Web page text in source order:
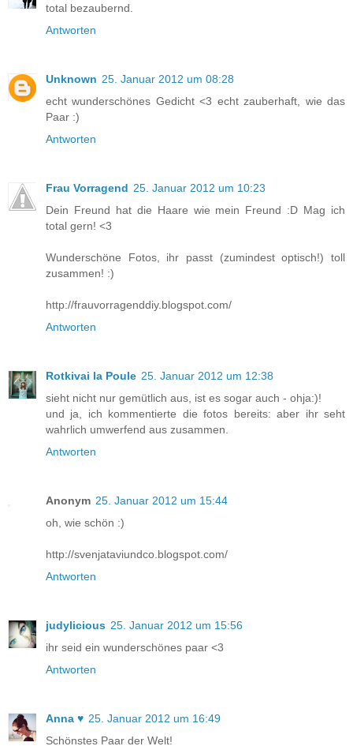
total bezaubernd.
Antworten
Unknown 25. Januar 2012 um 08:28
echt wunderschönes Gedicht <3 echt zauberhaft, wie das
Paar :)
Antworten
Frau Vorragend 25. Januar 2012 um 10:23
Dein Freund hat die Haare wie mein Freund :D Mag ich
total gern! <3
Wunderschöne Fotos, ihr passt (zumindest optisch!) toll
zusammen! :)
http://frauvorragenddiy.blogspot.com/
Antworten
Rotkivai la Poule 25. Januar 2012 um 12:38
sieht nicht nur gemütlich aus, ist es sogar auch - ohja:)!
und ja, ich kommentierte die fotos bereits: aber ihr seht
wahrlich umwerfend aus zusammen.
Antworten
Anonym 25. Januar 2012 um 15:44
oh, wie schön :)
http://svenjataviundco.blogspot.com/
Antworten
judylicious 25. Januar 2012 um 15:56
ihr seid ein wunderschönes paar <3
Antworten
Anna ♥ 25. Januar 2012 um 16:49
Schönstes Paar der Welt!